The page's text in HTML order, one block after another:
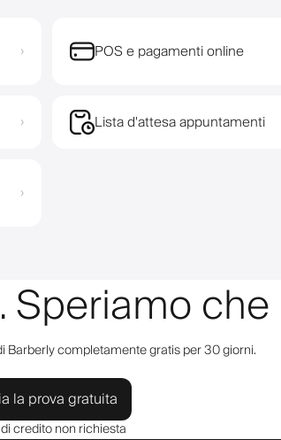
› POS e pagamenti online
› Lista d'attesa appuntamenti
›
Speriamo
Barberly completamente gratis per 30 giorni.
la prova gratuita
credito non richiesta